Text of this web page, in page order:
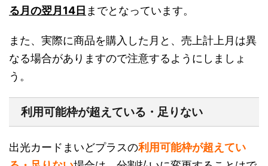
る月の翌月14日 までとなっています。
また、実際に商品を購入した月と、売上計上月は異
なる場合がありますので注意するようにしましょ
う。
利用可能枠が超えている・足りない
出光カードまいどプラスの利用可能枠が超えてい